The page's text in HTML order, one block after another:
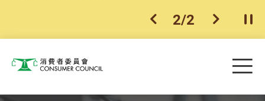
上一个
2/2 下一个开
消费者委员会 目